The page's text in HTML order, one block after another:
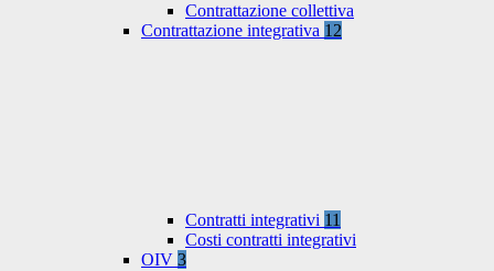
Contrattazione collettiva
Contrattazione integrativa 12
Contratti integrativi 11
Costi contratti integrativi
OIV 3